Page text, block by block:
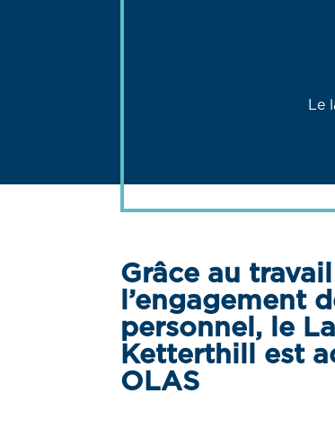
Le
Grâce au
l’engagement
personnel, le
Ketterthill est
OLAS